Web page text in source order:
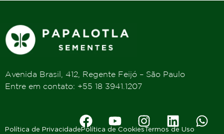
Avenida Brasil, 412, Regente Feijó – São Paulo
Entre em contato: +55 18 3941.1207
Política de PrivacidadePolítica de CookiesTermos de Uso